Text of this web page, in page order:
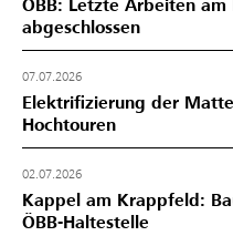
ÖBB: Letzte Arbeiten am
abgeschlossen
07.07.2026
Elektrifizierung der
Hochtouren
02.07.2026
Kappel am Krappfeld:
ÖBB-Haltestelle